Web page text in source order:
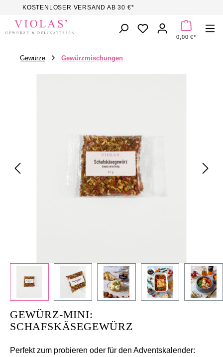
Zum Hauptinhalt springen
KOSTENLOSER VERSAND AB 30 €*
DU HAST 0
0,00 €*
Gewürze Gewürzmischungen
GEWÜRZ-MINI:
SCHAFSKÄSEGEWÜRZ
Perfekt zum probieren oder für den Adventskalender: